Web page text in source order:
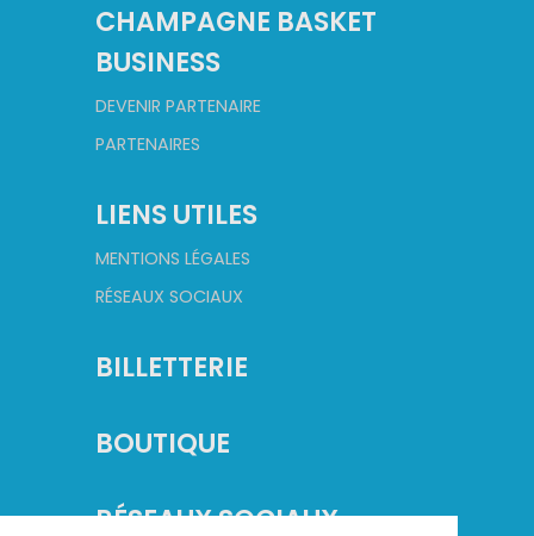
CHAMPAGNE BASKET
BUSINESS
DEVENIR PARTENAIRE
PARTENAIRES
LIENS UTILES
MENTIONS LÉGALES
RÉSEAUX SOCIAUX
BILLETTERIE
BOUTIQUE
RÉSEAUX SOCIAUX